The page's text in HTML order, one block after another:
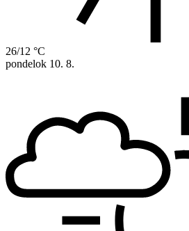
26/12 °C
pondelok 10. 8.